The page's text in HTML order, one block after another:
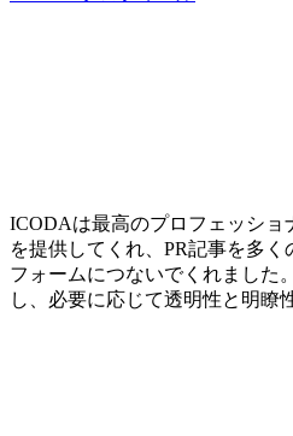
ICODAは最高のプロフェッショ
を提供してくれ、PR記事を多く
フォームにつないでくれました
し、必要に応じて透明性と明瞭